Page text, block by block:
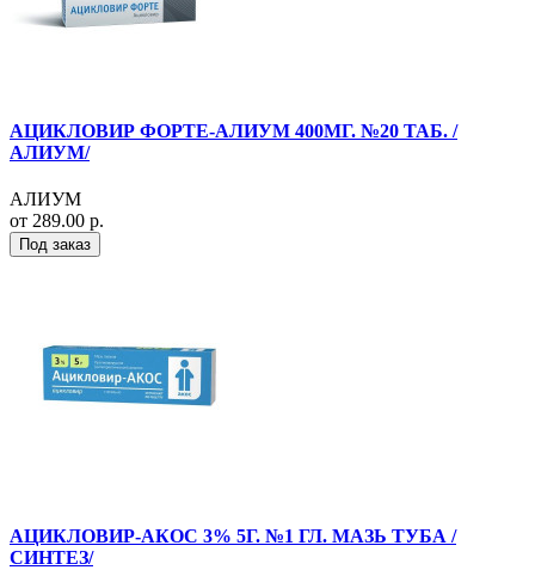
АЦИКЛОВИР ФОРТЕ-АЛИУМ 400МГ. №20 ТАБ. /
АЛИУМ/
АЛИУМ
от 289.00 р.
Под заказ
АЦИКЛОВИР-АКОС 3% 5Г. №1 ГЛ. МАЗЬ ТУБА /
СИНТЕЗ/